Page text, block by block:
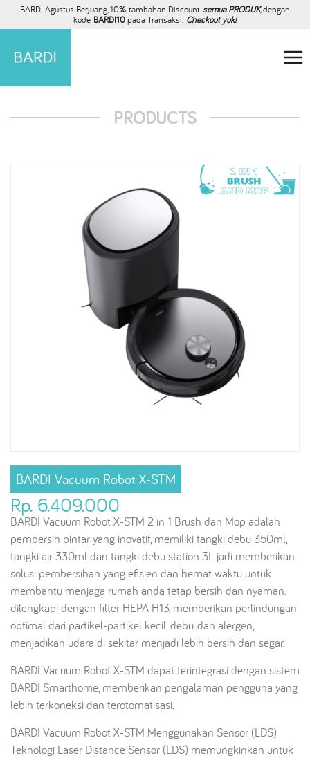
BARDI Agustus Berjuang, 10% tambahan Discount semua PRODUK, dengan
kode BARDI10pada Transaksi. Checkout yuk!
PRODUCTS
BARDI Vacuum Robot X-STM
Rp. 6.409.000
BARDI Vacuum Robot X-STM 2 in 1 Brush dan Mop adalah
pembersih pintar yang inovatif, memiliki tangki debu 350ml,
tangki air 330ml dan tangki debu station 3L jadi memberikan
solusi pembersihan yang efisien dan hemat waktu untuk
membantu menjaga rumah anda tetap bersih dan nyaman.
dilengkapi dengan filter HEPA H13, memberikan perlindungan
optimal dari partikel-partikel kecil, debu, dan alergen,
menjadikan udara di sekitar menjadi lebih bersih dan segar.
BARDI Vacuum Robot X-STM dapat terintegrasi dengan sistem
BARDI Smarthome, memberikan pengalaman pengguna yang
lebih terkoneksi dan terotomatisasi.
BARDI Vacuum Robot X-STM Menggunakan Sensor (LDS)
Teknologi Laser Distance Sensor (LDS) memungkinkan untuk